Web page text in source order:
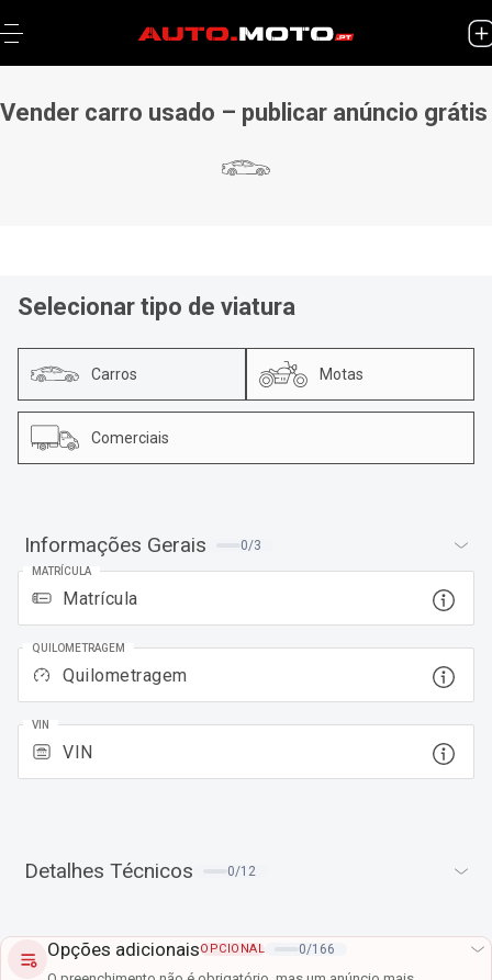
Vender carro usado – publicar anúncio grátis
Selecionar tipo de viatura
Carros Motas
Comerciais
Informações Gerais 0/3
MATRÍCULA
QUILOMETRAGEM
VIN
Detalhes Técnicos 0/12
Opções adicionaisOPCIONAL 0/166